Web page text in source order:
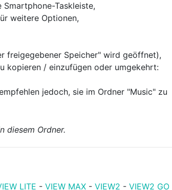
Taskleiste,
weitere Optionen,
freigegebener Speicher" wird geöffnet),
kopieren / einzufügen oder umgekehrt:
jedoch, sie im Ordner "Music" zu
diesem Ordner.
LITE -VIEW MAX -VIEW2 -VIEW2 GO